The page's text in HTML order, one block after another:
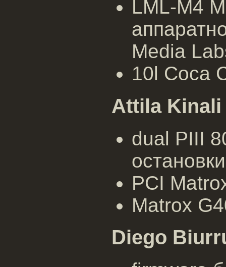
LML-M4
Media
10l Coca
Attila Kinali
dual PIII
PCI
Matrox
Diego